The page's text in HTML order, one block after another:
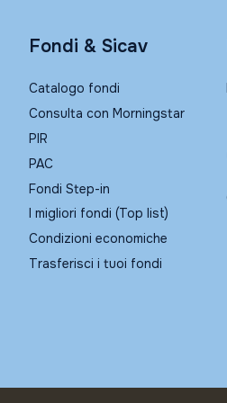
Fondi & Sicav
Catalogo fondi
Consulta con Morningstar
PIR
PAC
Fondi Step-in
I migliori fondi (Top list)
Condizioni economiche
Trasferisci i tuoi fondi